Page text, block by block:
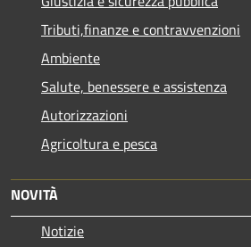
Tributi,finanze e contravvenzioni
Ambiente
Salute, benessere e assistenza
Autorizzazioni
Agricoltura e pesca
NOVITÀ
Notizie